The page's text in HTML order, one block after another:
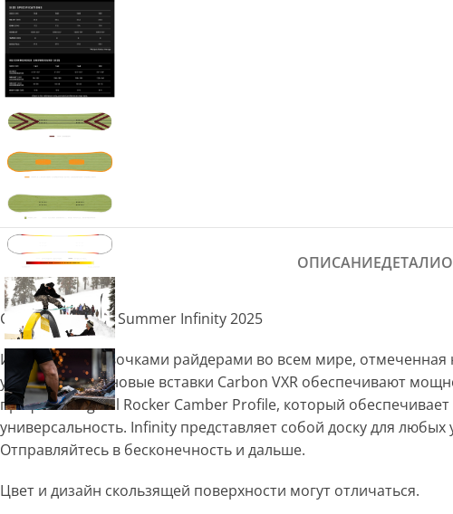
ОПИСАНИЕДЕТАЛИ
Сноуборд Never Summer Infinity 2025
Испытанная девочками райдерами во всем мире,
условий. Карбоновые вставки Carbon VXR обеспечивают
профиль Original Rocker Camber Profile, который
универсальность. Infinity представляет собой доску для
Отправляйтесь в бесконечность и дальше.
Цвет и дизайн скользящей поверхности могут отличаться.